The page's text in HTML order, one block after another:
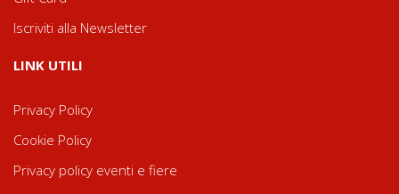
Iscriviti alla Newsletter
LINK UTILI
Privacy Policy
Cookie Policy
Privacy policy eventi e fiere